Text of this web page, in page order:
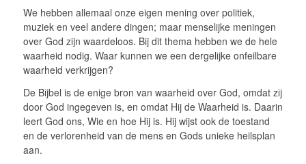
We hebben allemaal onze eigen mening over politiek,
muziek en veel andere dingen; maar menselijke meningen
over God zijn waardeloos. Bij dit thema hebben we de hele
waarheid nodig. Waar kunnen we een dergelijke onfeilbare
waarheid verkrijgen?
De Bijbel is de enige bron van waarheid over God, omdat zij
door God ingegeven is, en omdat Hij de Waarheid is. Daarin
leert God ons, Wie en hoe Hij is. Hij wijst ook de toestand
en de verlorenheid van de mens en Gods unieke heilsplan
aan.